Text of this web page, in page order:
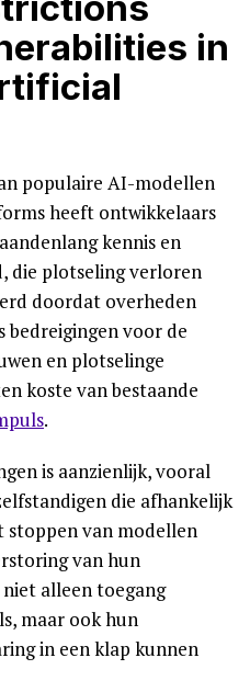
in
populaire AI-modellen
heeft ontwikkelaars
kennis en
die plotseling verloren
doordat overheden
bedreigingen voor de
en plotselinge
koste van bestaande
.
is aanzienlijk, vooral
die afhankelijk
stoppen van modellen
van hun
alleen toegang
maar ook hun
in een klap kunnen